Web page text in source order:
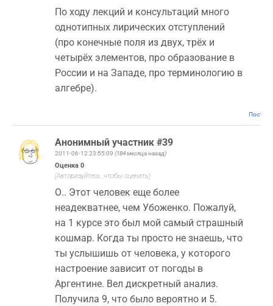
По ходу лекций и консультаций много
однотипных лирических отступлений
(про конечные поля из двух, трёх и
четырёх элементов, про образование в
России и на Западе, про терминологию в
алгебре).
Анонимный участник #39
2011-06-12 23:55:09 (184 месяца назад)
Оценка 0
(Авторизуйтесь, чтобы оценить)
О.. Этот человек еще более
неадекватнее, чем Убоженко. Пожалуй,
на 1 курсе это был мой самый страшный
кошмар. Когда ты просто не знаешь, что
ты услышишь от человека, у которого
настроение зависит от погоды в
Аргентине. Вел дискретный анализ.
Получила 9, что было вероятно и 5.